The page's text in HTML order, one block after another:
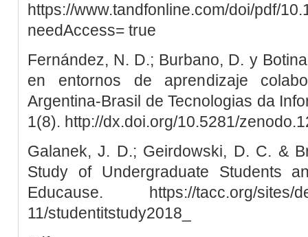
https://www.tandfonline.com/doi/pdf/
needAccess= true
Fernández, N. D.; Burbano, D. y
en entornos de aprendizaje
Argentina-Brasil de Tecnologias da
1(8). http://dx.doi.org/10.5281/
Galanek, J. D.; Geirdowski, D. C. &
Study of Undergraduate Students
Educause. https://tacc.org/sites/
11/studentitstudy2018_